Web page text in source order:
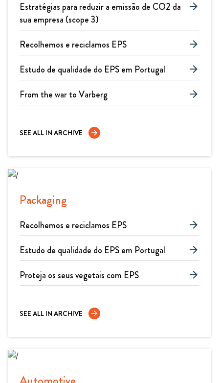
Estratégias para reduzir a emissão de CO2 da
sua empresa (scope 3)
arrow_forward
Recolhemos e reciclamos EPS arrow_forward
Estudo de qualidade do EPS em Portugal arrow_forward
From the war to Varberg arrow_forward
SEE ALL IN ARCHIVE arrow_forward
Packaging
Recolhemos e reciclamos EPS arrow_forward
Estudo de qualidade do EPS em Portugal arrow_forward
Proteja os seus vegetais com EPS arrow_forward
SEE ALL IN ARCHIVE arrow_forward